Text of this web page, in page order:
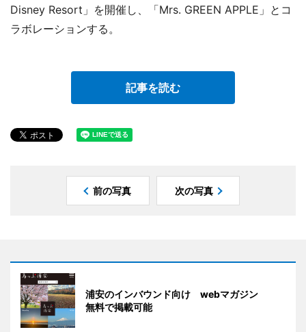
Disney Resort」を開催し、「Mrs. GREEN APPLE」とコ
ラボレーションする。
記事を読む
前の写真 次の写真
浦安のインバウンド向け webマガジン
無料で掲載可能